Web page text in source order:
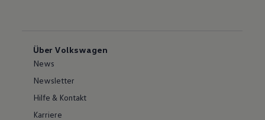
Über Volkswagen
News
Newsletter
Hilfe & Kontakt
Karriere